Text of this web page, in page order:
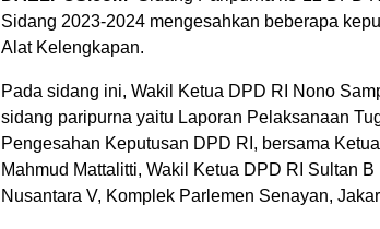
Sidang 2023-2024 mengesahkan beberapa
Alat Kelengkapan.
Pada sidang ini, Wakil Ketua DPD RI Nono
sidang paripurna yaitu Laporan Pelaksanaan
Pengesahan Keputusan DPD RI, bersama
Mahmud Mattalitti, Wakil Ketua DPD RI Sultan
Nusantara V, Komplek Parlemen Senayan,